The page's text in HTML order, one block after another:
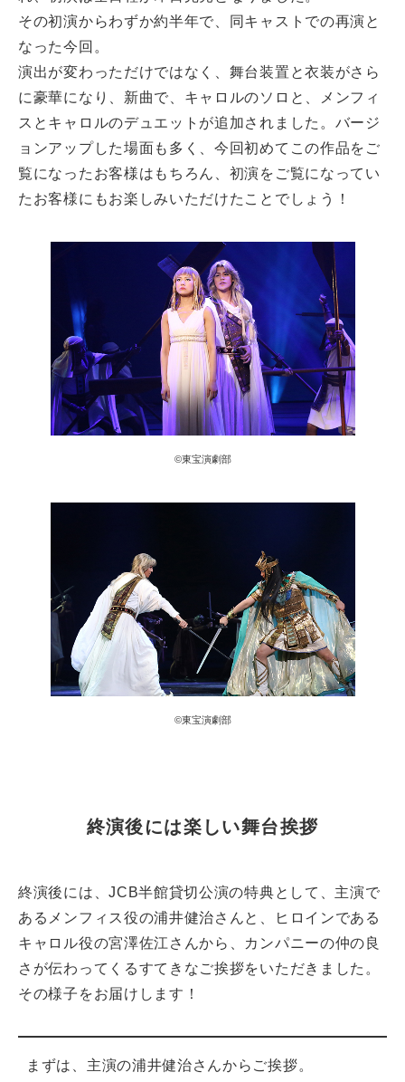
その初演からわずか約半年で、同キャストでの再演と
なった今回。
演出が変わっただけではなく、舞台装置と衣装がさら
に豪華になり、新曲で、キャロルのソロと、メンフィ
スとキャロルのデュエットが追加されました。バージ
ョンアップした場面も多く、今回初めてこの作品をご
覧になったお客様はもちろん、初演をご覧になってい
たお客様にもお楽しみいただけたことでしょう！
©東宝演劇部
©東宝演劇部
終演後には楽しい舞台挨拶
終演後には、JCB半館貸切公演の特典として、主演で
あるメンフィス役の浦井健治さんと、ヒロインである
キャロル役の宮澤佐江さんから、カンパニーの仲の良
さが伝わってくるすてきなご挨拶をいただきました。
その様子をお届けします！
まずは、主演の浦井健治さんからご挨拶。